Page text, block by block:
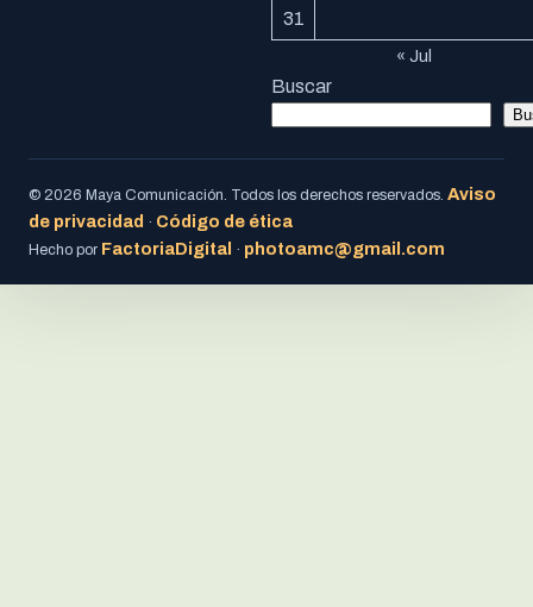
31
« Jul
Buscar
© 2026 Maya Comunicación. Todos los derechos reservados. Aviso
de privacidad · Código de ética
Hecho por FactoriaDigital · photoamc@gmail.com